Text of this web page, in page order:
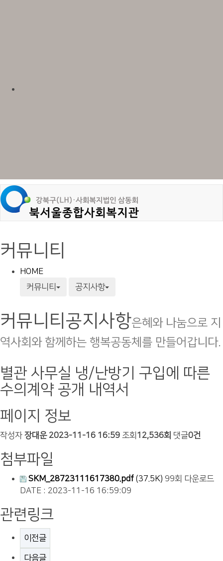
커뮤니티
HOME
커뮤니티
공지사항
커뮤니티 공지사항은혜와 나눔으로 지
역사회와 함께하는 행복공동체를 만들어갑니다.
별관 사무실 냉/난방기 구입에 따른
수의계약 공개 내역서
페이지 정보
작성자 장대운 2023-11-16 16:59 조회 12,536회 댓글0건
첨부파일
SKM_28723111617380.pdf (37.5K) 99회 다운로드
DATE : 2023-11-16 16:59:09
관련링크
이전글
다음글